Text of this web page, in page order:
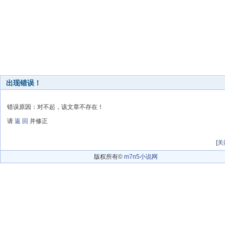
出现错误！
错误原因：对不起，该文章不存在！
请 返 回 并修正
[关
版权所有© m7n5小说网